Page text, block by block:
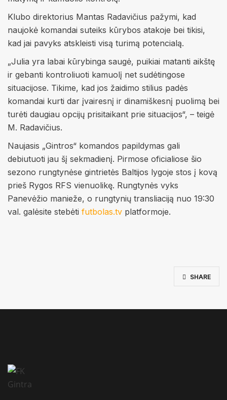
Klubo direktorius Mantas Radavičius pažymi, kad
naujokė komandai suteiks kūrybos atakoje bei tikisi,
kad jai pavyks atskleisti visą turimą potencialą.
„Julia yra labai kūrybinga saugė, puikiai matanti aikštę
ir gebanti kontroliuoti kamuolį net sudėtingose
situacijose. Tikime, kad jos žaidimo stilius padės
komandai kurti dar įvairesnį ir dinamiškesnį puolimą bei
turėti daugiau opcijų prisitaikant prie situacijos“, – teigė
M. Radavičius.
Naujasis „Gintros“ komandos papildymas gali
debiutuoti jau šį sekmadienį. Pirmose oficialiose šio
sezono rungtynėse gintrietės Baltijos lygoje stos į kovą
prieš Rygos RFS vienuolikę. Rungtynės vyks
Panevėžio manieže, o rungtynių transliaciją nuo 19:30
val. galėsite stebėti futbolas.tv platformoje.
SHARE